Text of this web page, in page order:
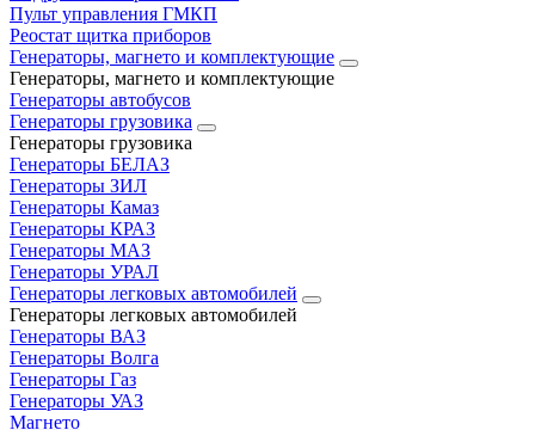
Пульт управления ГМКП
Реостат щитка приборов
Генераторы, магнето и комплектующие
Генераторы, магнето и комплектующие
Генераторы автобусов
Генераторы грузовика
Генераторы грузовика
Генераторы БЕЛАЗ
Генераторы ЗИЛ
Генераторы Камаз
Генераторы КРАЗ
Генераторы МАЗ
Генераторы УРАЛ
Генераторы легковых автомобилей
Генераторы легковых автомобилей
Генераторы ВАЗ
Генераторы Волга
Генераторы Газ
Генераторы УАЗ
Магнето